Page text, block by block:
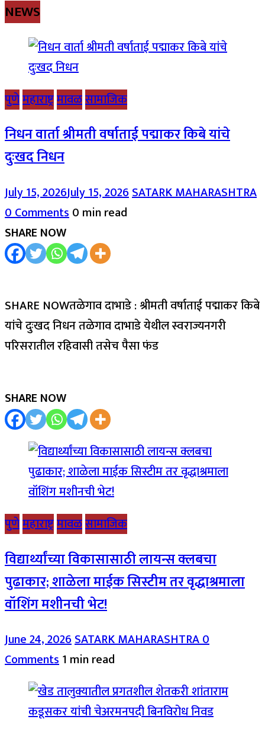
NEWS
पुणेमहाराष्ट्रमावळसामाजिक
निधन वार्ता श्रीमती वर्षाताई पद्माकर किबे यांचे
दुःखद निधन
July 15, 2026July 15, 2026SATARK MAHARASHTRA
0 Comments0 min read
SHARE NOW
SHARE NOWतळेगाव दाभाडे : श्रीमती वर्षाताई पद्माकर किबे
यांचे दुःखद निधन तळेगाव दाभाडे येथील स्वराज्यनगरी
परिसरातील रहिवासी तसेच पैसा फंड
SHARE NOW
पुणेमहाराष्ट्रमावळसामाजिक
विद्यार्थ्यांच्या विकासासाठी लायन्स क्लबचा
पुढाकार; शाळेला माईक सिस्टीम तर वृद्धाश्रमाला
वॉशिंग मशीनची भेट!
June 24, 2026SATARK MAHARASHTRA0
Comments1 min read